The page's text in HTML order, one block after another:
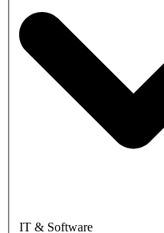
IT & Software